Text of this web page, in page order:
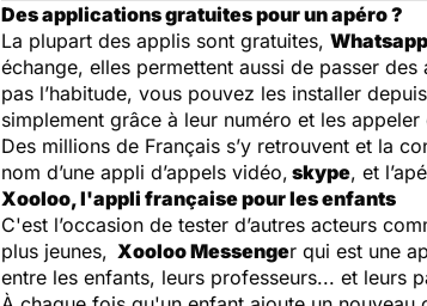
Des applications gratuites pour un apéro ?
La plupart des applis sont gratuites,
échange, elles permettent aussi de passer
pas l’habitude, vous pouvez les installer
simplement grâce à leur numéro et les
Des millions de Français s’y retrouvent et la
nom d’une appli d’appels vidéo, skype, et
Xooloo, l'appli française pour les enfants
C'est l’occasion de tester d’autres acteurs
plus jeunes, Xooloo Messenger qui est une
entre les enfants, leurs professeurs... et leurs